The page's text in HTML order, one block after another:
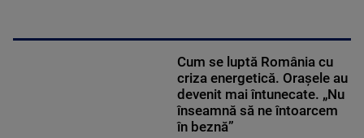
Cum se luptă România cu
criza energetică. Orașele au
devenit mai întunecate. „Nu
înseamnă să ne întoarcem
în beznă”